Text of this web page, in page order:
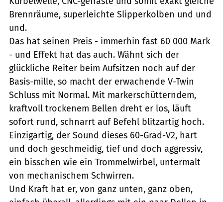
Brennräume, superleichte Slipperkolben und und
und.
Das hat seinen Preis - immerhin fast 60 000 Mark
- und Effekt hat das auch. Wähnt sich der
glückliche Reiter beim Aufsitzen noch auf der
Basis-mille, so macht der erwachende V-Twin
Schluss mit Normal. Mit markerschütterndem,
kraftvoll trockenem Bellen dreht er los, läuft
sofort rund, schnarrt auf Befehl blitzartig hoch.
Einzigartig, der Sound dieses 60-Grad-V2, hart
und doch geschmeidig, tief und doch aggressiv,
ein bisschen wie ein Trommelwirbel, untermalt
von mechanischem Schwirren.
Und Kraft hat er, von ganz unten, ganz oben,